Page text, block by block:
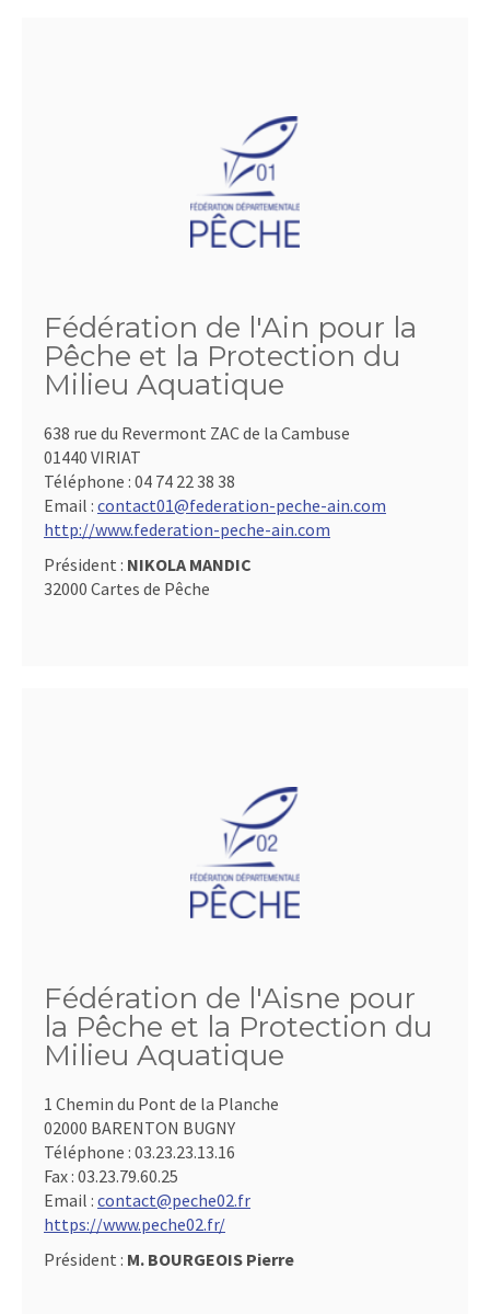
Fédération de l'Ain pour la
Pêche et la Protection du
Milieu Aquatique
638 rue du Revermont ZAC de la Cambuse
01440 VIRIAT
Téléphone : 04 74 22 38 38
Email : contact01@federation-peche-ain.com
http://www.federation-peche-ain.com
Président : NIKOLA MANDIC
32000 Cartes de Pêche
Fédération de l'Aisne pour
la Pêche et la Protection du
Milieu Aquatique
1 Chemin du Pont de la Planche
02000 BARENTON BUGNY
Téléphone : 03.23.23.13.16
Fax : 03.23.79.60.25
Email : contact@peche02.fr
https://www.peche02.fr/
Président : M. BOURGEOIS Pierre